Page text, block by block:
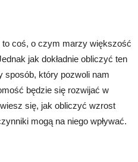
coś, o czym marzy większość
jak dokładnie obliczyć ten
sposób, który pozwoli nam
będzie się rozwijać w
się, jak obliczyć wzrost
mogą na niego wpływać.